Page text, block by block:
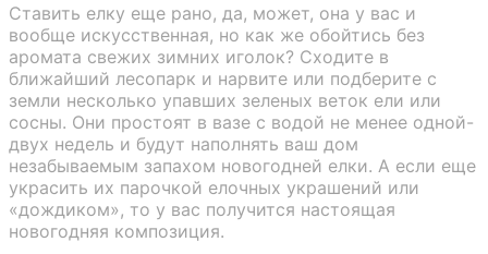
Ставить елку еще рано, да, может, она у вас и
вообще искусственная, но как же обойтись без
аромата свежих зимних иголок? Сходите в
ближайший лесопарк и нарвите или подберите с
земли несколько упавших зеленых веток ели или
сосны. Они простоят в вазе с водой не менее одной-
двух недель и будут наполнять ваш дом
незабываемым запахом новогодней елки. А если еще
украсить их парочкой елочных украшений или
«дождиком», то у вас получится настоящая
новогодняя композиция.